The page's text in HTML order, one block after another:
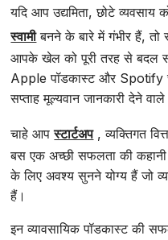
यदि आप उद्यमिता, छोटे
स्वामीबनने के बारे में गंभीर हैं, तो
आपके खेल को पूरी तरह से बदल
Apple पॉडकास्ट और Spotify
सप्ताह मूल्यवान जानकारी देने
चाहे आपस्टार्टअप, व्यक्तिगत
बस एक अच्छी सफलता की
के लिए अवश्य सुनने योग्य हैं जो
हैं।
इन व्यावसायिक पॉडकास्ट की